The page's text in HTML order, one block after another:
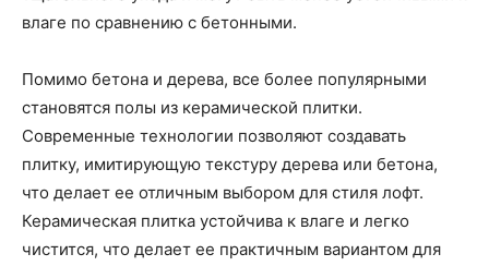
влаге по сравнению с бетонными.
Помимо бетона и дерева, все более популярными
становятся полы из керамической плитки.
Современные технологии позволяют создавать
плитку, имитирующую текстуру дерева или бетона,
что делает ее отличным выбором для стиля лофт.
Керамическая плитка устойчива к влаге и легко
чистится, что делает ее практичным вариантом для